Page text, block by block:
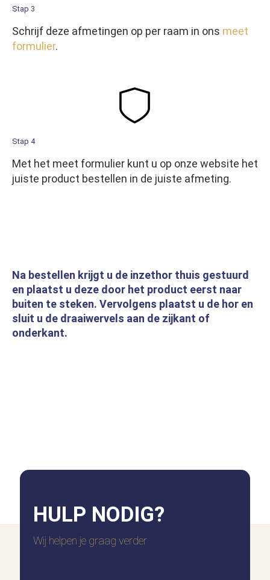
Stap 3
Schrijf deze afmetingen op per raam in ons meet
formulier.
Stap 4
Met het meet formulier kunt u op onze website het
juiste product bestellen in de juiste afmeting.
Na bestellen krijgt u de inzethor thuis gestuurd
en plaatst u deze door het product eerst naar
buiten te steken. Vervolgens plaatst u de hor en
sluit u de draaiwervels aan de zijkant of
onderkant.
HULP NODIG?
Wij helpen je graag verder